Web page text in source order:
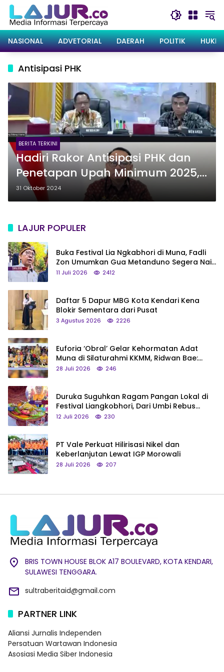
Langsung
konten
NASIONAL
ADVETORIAL DAERAH POLITIK
Antisipasi PHK
BERITA TERKINI
Hadiri Rakor Antisipasi PHK dan
Penetapan Upah Minimum 2025,
Pj Gubernur Sultra: Kita
Tindaklanjuti di Sultra
31 Oktober 2024
LAJUR POPULER
Buka Festival Lia Ngkabhori di Muna, Fadli
Zon Umumkan Gua Metanduno Segera Naik
Status Jadi Cagar Budaya Nasional
11 Juli 2026 2412
Daftar 5 Dapur MBG Kota Kendari Kena
Blokir Sementara dari Pusat
3 Agustus 2026 2226
Euforia ‘Obral’ Gelar Kehormatan Adat
Muna di Silaturahmi KKMM, Ridwan Bae:
Saya Bukan Tipe Begitu, Belum Pantas!
28 Juli 2026 246
Duruka Suguhkan Ragam Pangan Lokal di
Festival Liangkobhori, Dari Umbi Rebus
hingga Tumpeng Beras Muna
12 Juli 2026 230
PT Vale Perkuat Hilirisasi Nikel dan
Keberlanjutan Lewat IGP Morowali
28 Juli 2026 207
BRIS TOWN HOUSE BLOK A17 BOULEVARD, KOTA KENDARI,
SULAWESI TENGGARA.
sultraberitaid@gmail.com
PARTNER LINK
Aliansi Jurnalis Independen
Persatuan Wartawan Indonesia
Asosiasi Media Siber Indonesia